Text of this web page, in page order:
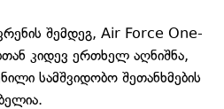
შემდეგ, Air Force One-
კიდევ ერთხელ აღნიშნა,
სამშვიდობო შეთანხმების